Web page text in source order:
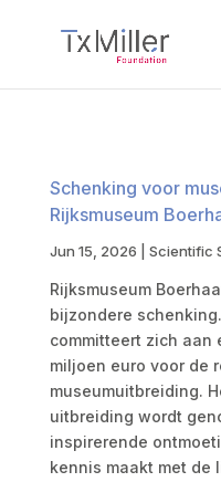
Schenking voor
Rijksmuseum
Jun 15, 2026 Scientific
Rijksmuseum
bijzondere
committeert zich aan
miljoen euro voor de
museumuitbreiding.
uitbreiding wordt
inspirerende
kennis maakt met de